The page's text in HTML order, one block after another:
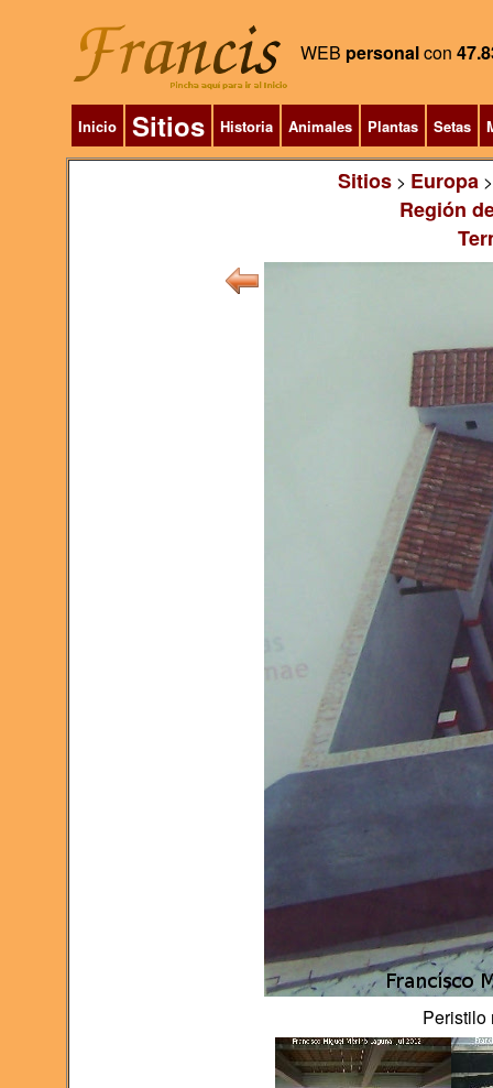
WEB personalcon
Inicio Sitios Historia Animales Plantas Setas
Sitios> Europa
Región
Peristilo